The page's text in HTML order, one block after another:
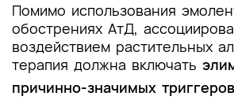
Помимо использования
обострениях АтД,
воздействием растительных
терапия должна включать
причинно-значимых триггеров